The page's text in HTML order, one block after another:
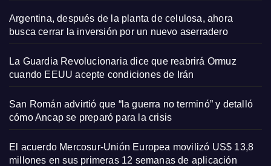
Argentina, después de la planta de celulosa, ahora
busca cerrar la inversión por un nuevo aserradero
La Guardia Revolucionaria dice que reabrirá Ormuz
cuando EEUU acepte condiciones de Irán
San Román advirtió que “la guerra no terminó” y detalló
cómo Ancap se preparó para la crisis
El acuerdo Mercosur-Unión Europea movilizó US$ 13,8
millones en sus primeras 12 semanas de aplicación